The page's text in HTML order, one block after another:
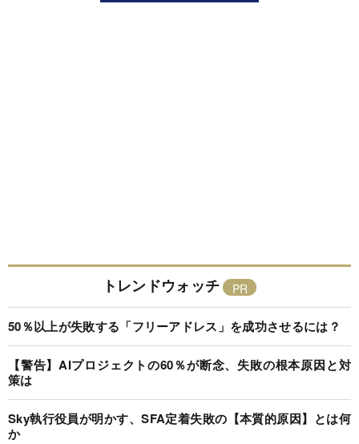
トレンドウォッチ
50％以上が失敗する「フリーアドレス」を成功させるには？
【警告】AIプロジェクトの60％が断念、失敗の根本原因と対
策は
Sky執行役員が明かす、SFA定着失敗の【本質的原因】とは何
か